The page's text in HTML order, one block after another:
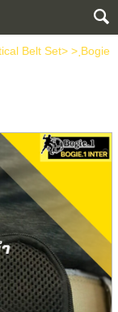
Belt Set>> ฺBogie